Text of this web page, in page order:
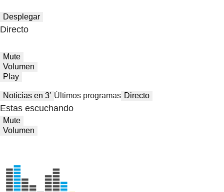
Desplegar
Directo
Mute
Volumen
Play
Noticias en 3′ Últimos programas Directo
Estas escuchando
Mute
Volumen